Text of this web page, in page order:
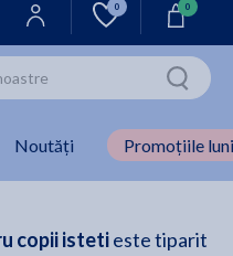
0 0
Noutăți Promoțiile
copii istetieste tiparit